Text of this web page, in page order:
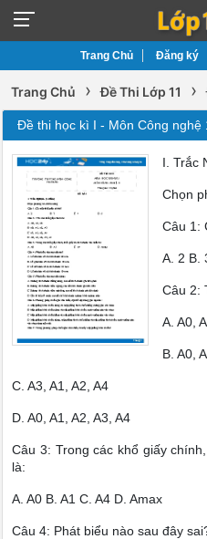
Trang Chủ Đăng ký
Trang Chủ › Đề Thi Lớp 11 ›
Đề thi học kì I - Môn Công nghệ
I. Trắc
Chọn
Câu 1:
A. 2 B.
Câu 2:
A. A0,
B. A0,
C. A3, A1, A2, A4
D. A0, A1, A2, A3, A4
Câu 3: Trong các khổ giấy
là:
A. A0 B. A1 C. A4 D. Amax
Câu 4: Phát biểu nào sau đây